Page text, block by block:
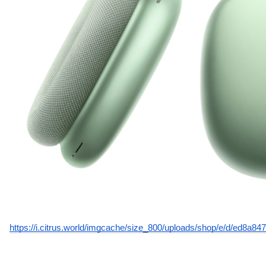
https://i.citrus.world/imgcache/size_800/uploads/shop/e/d/